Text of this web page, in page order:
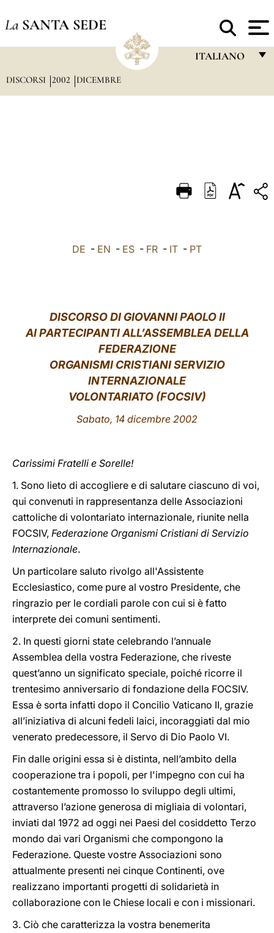
La SANTA SEDE
ITALIANO
DEUTSCH
العربيّة
DISCORSI 2002 DICEMBRE
DE - EN - ES - FR - IT - PT
DISCORSO DI GIOVANNI PAOLO II
AI PARTECIPANTI ALL’ASSEMBLEA DELLA
FEDERAZIONE
ORGANISMI CRISTIANI SERVIZIO
INTERNAZIONALE
VOLONTARIATO (FOCSIV)
Sabato, 14 dicembre 2002
Carissimi Fratelli e Sorelle!
1. Sono lieto di accogliere e di salutare ciascuno di voi,
qui convenuti in rappresentanza delle Associazioni
cattoliche di volontariato internazionale, riunite nella
FOCSIV, Federazione Organismi Cristiani di Servizio
Internazionale.
Un particolare saluto rivolgo all'Assistente
Ecclesiastico, come pure al vostro Presidente, che
ringrazio per le cordiali parole con cui si è fatto
interprete dei comuni sentimenti.
2. In questi giorni state celebrando l’annuale
Assemblea della vostra Federazione, che riveste
quest’anno un significato speciale, poiché ricorre il
trentesimo anniversario di fondazione della FOCSIV.
Essa è sorta infatti dopo il Concilio Vaticano II, grazie
all’iniziativa di alcuni fedeli laici, incoraggiati dal mio
venerato predecessore, il Servo di Dio Paolo VI.
Fin dalle origini essa si è distinta, nell’ambito della
cooperazione tra i popoli, per l'impegno con cui ha
costantemente promosso lo sviluppo degli ultimi,
attraverso l’azione generosa di migliaia di volontari,
inviati dal 1972 ad oggi nei Paesi del cosiddetto Terzo
mondo dai vari Organismi che compongono la
Federazione. Queste vostre Associazioni sono
attualmente presenti nei cinque Continenti, ove
realizzano importanti progetti di solidarietà in
collaborazione con le Chiese locali e con i missionari.
3. Ciò che caratterizza la vostra benemerita